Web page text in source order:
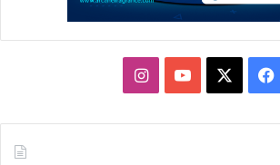
فيسبوك يوتيوبانستقرام